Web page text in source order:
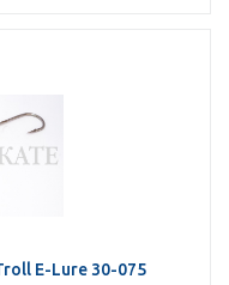
E-Lure 30-075